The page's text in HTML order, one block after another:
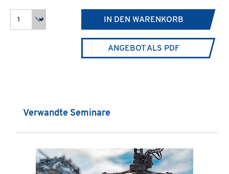
IN DEN WARENKORB
ANGEBOT ALS PDF
Produktgalerie überspringen
Verwandte Seminare